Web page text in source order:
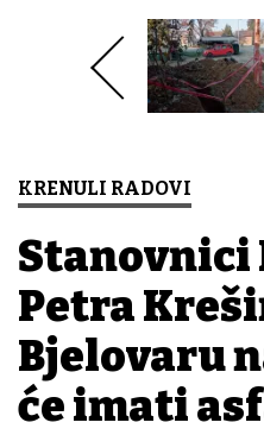
KRENULI RADOVI
Stanovnici
Petra
Bjelovaru
će imati